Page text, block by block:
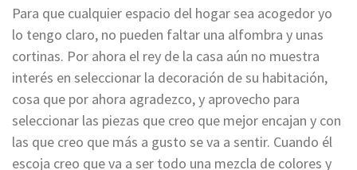
Para que cualquier espacio del hogar sea acogedor yo
lo tengo claro, no pueden faltar una alfombra y unas
cortinas. Por ahora el rey de la casa aún no muestra
interés en seleccionar la decoración de su habitación,
cosa que por ahora agradezco,y aprovecho para
seleccionar las piezas que creo que mejor encajan y con
las que creo que más a gusto se va a sentir. Cuando él
escoja creo que va a ser todo una mezcla de colores y